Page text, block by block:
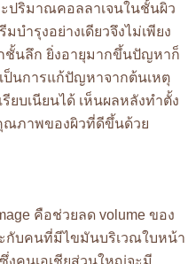
ปริมาณคอลลาเจนในชั้นผิว
บำรุงอย่างเดียวจึงไม่เพียง
ชั้นลึก ยิ่งอายุมากขึ้นปัญหาก็
ป็นการแก้ปัญหาจากต้นเหตุ
ยบเนียนได้ เห็นผลหลังทำตั้ง
ณภาพของผิวที่ดีขึ้นด้วย
คือช่วยลด volume ของ
กับคนที่มีไขมันบริเวณใบหน้า